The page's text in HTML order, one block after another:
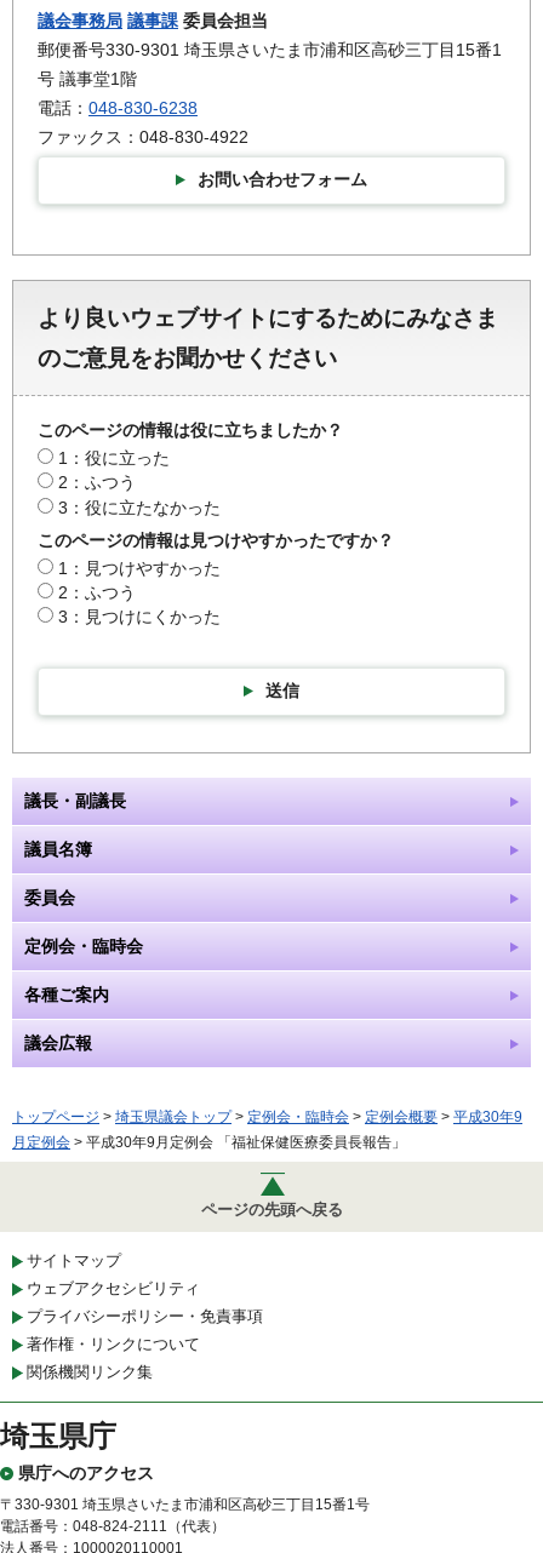
議会事務局 議事課 委員会担当
郵便番号330-9301 埼玉県さいたま市浦和区高砂三丁目15番1
号 議事堂1階
電話： 048-830-6238
ファックス：048-830-4922
お問い合わせフォーム
より良いウェブサイトにするためにみなさま
のご意見をお聞かせください
このページの情報は役に立ちましたか？
1：役に立った
2：ふつう
3：役に立たなかった
このページの情報は見つけやすかったですか？
1：見つけやすかった
2：ふつう
3：見つけにくかった
送信
議長・副議長
議員名簿
委員会
定例会・臨時会
各種ご案内
議会広報
トップページ > 埼玉県議会トップ> 定例会・臨時会 > 定例会概要 > 平成30年9
月定例会 > 平成30年9月定例会 「福祉保健医療委員長報告」
ページの先頭へ戻る
サイトマップ
ウェブアクセシビリティ
プライバシーポリシー・免責事項
著作権・リンクについて
関係機関リンク集
埼玉県庁
県庁へのアクセス
〒330-9301 埼玉県さいたま市浦和区高砂三丁目15番1号
電話番号：048-824-2111（代表）
法人番号：1000020110001